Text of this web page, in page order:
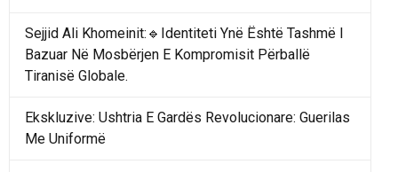
Sejjid Ali Khomeinit:🔹Identiteti Ynë Është Tashmë I
Bazuar Në Mosbërjen E Kompromisit Përballë
Tiranisë Globale.
Ekskluzive: Ushtria E Gardës Revolucionare: Guerilas
Me Uniformë